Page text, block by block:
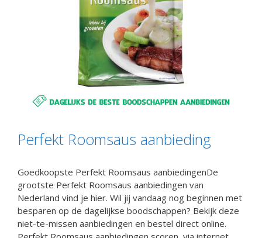
Perfekt Roomsaus aanbieding
Goedkoopste Perfekt Roomsaus aanbiedingenDe
grootste Perfekt Roomsaus aanbiedingen van
Nederland vind je hier. Wil jij vandaag nog beginnen met
besparen op de dagelijkse boodschappen? Bekijk deze
niet-te-missen aanbiedingen en bestel direct online.